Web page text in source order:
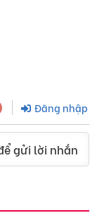
Đăng nhập
gửi lời nhắn